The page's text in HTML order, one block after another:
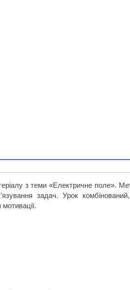
з теми «Електричне поле».
задач. Урок